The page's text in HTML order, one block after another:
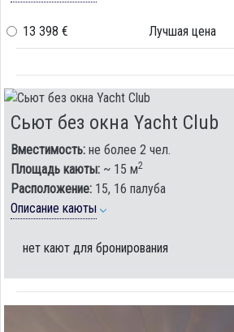
13 398 € Лучшая цена
Сьют без окна Yacht Club
Вместимость: не более 2 чел.
Площадь каюты: ~ 15 м2
Расположение: 15, 16 палуба
Описание каюты
нет кают для бронирования